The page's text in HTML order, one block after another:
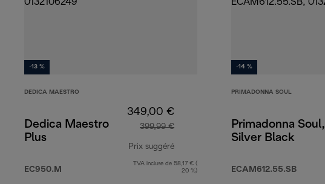
-13 %
DEDICA MAESTRO
Dedica Maestro
Plus
EC950.M
349,00 €
399,99 €
Prix suggéré
prix original 399,99 €
TVA incluse de 58,17 € (
20 %)
-14 %
PRIMADONNA SOUL
Primadonna Soul,
Silver Black
ECAM612.55.SB